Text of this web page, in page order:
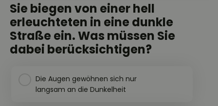
Sie biegen von einer hell
erleuchteten in eine dunkle
Straße ein. Was müssen Sie
dabei berücksichtigen?
Die Augen gewöhnen sich nur
langsam an die Dunkelheit